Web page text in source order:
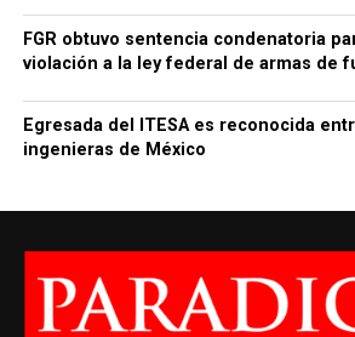
FGR obtuvo sentencia condenatoria
violación a la ley federal de armas de
Egresada del ITESA es reconocida
ingenieras de México